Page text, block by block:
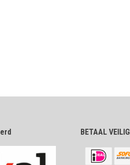
BETAAL VEILIG